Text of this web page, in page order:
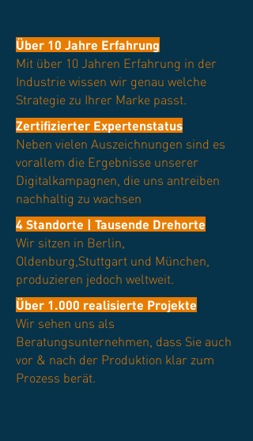
Über 10 Jahre Erfahrung
Mit über 10 Jahren Erfahrung in der
Industrie wissen wir genau welche
Strategie zu Ihrer Marke passt.
Zertifizierter Expertenstatus
Neben vielen Auszeichnungen sind es
vorallem die Ergebnisse unserer
Digitalkampagnen, die uns antreiben
nachhaltig zu wachsen
4 Standorte | Tausende Drehorte
Wir sitzen in Berlin,
Oldenburg,Stuttgart und München,
produzieren jedoch weltweit.
Über 1.000 realisierte Projekte
Wir sehen uns als
Beratungsunternehmen, dass Sie auch
vor & nach der Produktion klar zum
Prozess berät.